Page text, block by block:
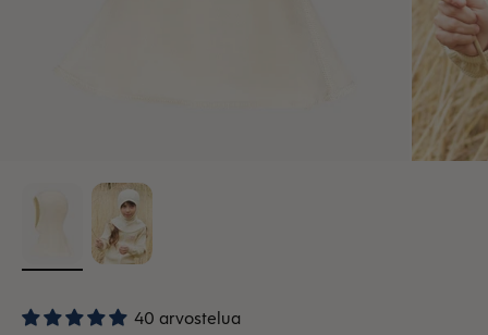
40 arvostelua